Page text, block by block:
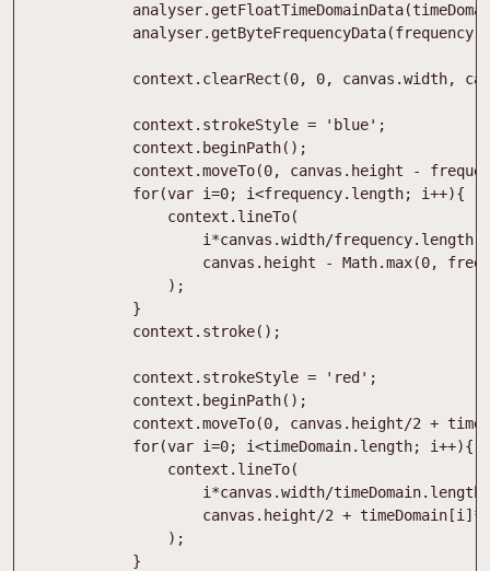
analyser. getFloatTimeDomainData(
analyser. getByteFrequencyData(frequency
context . clearRect (0, 0, canvas .width,
context . strokeStyle = 'blue' ;
context . beginPath( ) ;
context .moveTo(0, canvas . height -
for(var i=0; i<frequency. length; i++){
context . lineTo(
i *canvas .width/frequency. length
canvas . height - Math.max(0,
) ;
}
context . stroke( ) ;
context . strokeStyle = 'red' ;
context . beginPath( ) ;
context .moveTo(0, canvas . height/2 +
for(var i=0; i<timeDomain. length; i++){
context . lineTo(
i *canvas .width/timeDomain. length
canvas . height/2 + timeDomain [i ] *
) ;
}